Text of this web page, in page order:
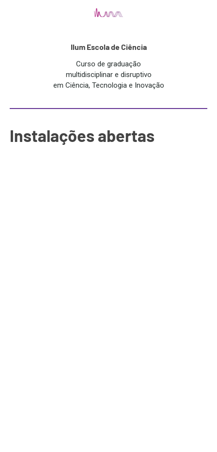
Ilum Escola de Ciência
Curso de graduação
multidisciplinar e disruptivo
em Ciência, Tecnologia e Inovação
Instalações abertas